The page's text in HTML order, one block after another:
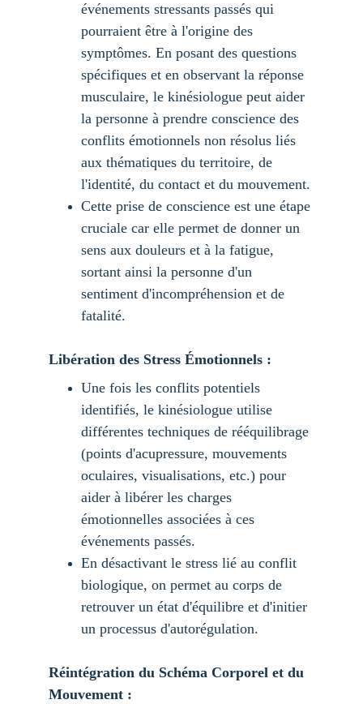
événements stressants passés qui
pourraient être à l'origine des
symptômes. En posant des questions
spécifiques et en observant la réponse
musculaire, le kinésiologue peut aider
la personne à prendre conscience des
conflits émotionnels non résolus liés
aux thématiques du territoire, de
l'identité, du contact et du mouvement.
Cette prise de conscience est une étape
cruciale car elle permet de donner un
sens aux douleurs et à la fatigue,
sortant ainsi la personne d'un
sentiment d'incompréhension et de
fatalité.
Libération des Stress Émotionnels :
Une fois les conflits potentiels
identifiés, le kinésiologue utilise
différentes techniques de rééquilibrage
(points d'acupressure, mouvements
oculaires, visualisations, etc.) pour
aider à libérer les charges
émotionnelles associées à ces
événements passés.
En désactivant le stress lié au conflit
biologique, on permet au corps de
retrouver un état d'équilibre et d'initier
un processus d'autorégulation.
Réintégration du Schéma Corporel et du
Mouvement :